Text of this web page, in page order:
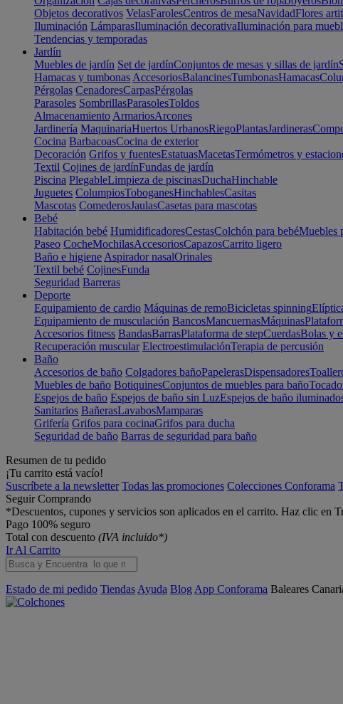
Objetos decorativos VelasFarolesCentros de mesaNavidadFlores
Iluminación LámparasIluminación decorativaIluminación para
Tendencias y temporadas
Jardín
Muebles de jardín Set de jardínConjuntos de mesas y sillas de jardín
Hamacas y tumbonas AccesoriosBalancinesTumbonasHamacas
Pérgolas CenadoresCarpasPérgolas
Parasoles SombrillasParasolesToldos
Almacenamiento ArmariosArcones
Jardinería MaquinariaHuertos UrbanosRiegoPlantasJardineras
Cocina BarbacoasCocina de exterior
Decoración Grifos y fuentesEstatuasMacetasTermómetros y
Textil Cojines de jardínFundas de jardín
Piscina PlegableLimpieza de piscinasDuchaHinchable
Juguetes ColumpiosToboganesHinchablesCasitas
Mascotas ComederosJaulasCasetas para mascotas
Bebé
Habitación bebé HumidificadoresCestasColchón para bebéMuebles
Paseo CocheMochilasAccesoriosCapazosCarrito ligero
Baño e higiene Aspirador nasalOrinales
Textil bebé CojinesFunda
Seguridad Barreras
Deporte
Equipamiento de cardio Máquinas de remoBicicletas spinning
Equipamiento de musculación BancosMancuernasMáquinas
Accesorios fitness BandasBarrasPlataforma de stepCuerdasBolas y
Recuperación muscular ElectroestimulaciónTerapia de percusión
Baño
Accesorios de baño Colgadores bañoPapelerasDispensadores
Muebles de baño BotiquinesConjuntos de muebles para baño
Espejos de baño Espejos de baño sin LuzEspejos de baño
Sanitarios BañerasLavabosMamparas
Grifería Grifos para cocinaGrifos para ducha
Seguridad de baño Barras de seguridad para baño
Resumen de tu pedido
¡Tu carrito está vacío!
Suscríbete a la newsletter Todas las promociones Colecciones Conforama
Seguir Comprando
*Descuentos, cupones y servicios son aplicados en el carrito. Haz clic en
Pago 100% seguro
Total con descuento (IVA incluido*)
Ir Al Carrito
Estado de mi pedido Tiendas Ayuda Blog App Conforama Baleares